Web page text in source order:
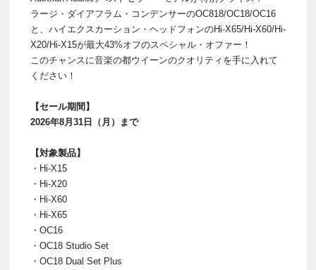
ラージ・ダイアフラム・コンデンサーのOC818/OC18/OC16
と、ハイエクスカーション・ヘッドフォンのHi-X65/Hi-X60/Hi-
X20/Hi-X15が最大43%オフのスペシャル・オファー！
このチャンスに音楽の都ウイーンのクオリティを手に入れて
ください！
【セール期間】
2026年8月31日（月）まで
【対象製品】
・Hi-X15
・Hi-X20
・Hi-X60
・Hi-X65
・OC16
・OC18 Studio Set
・OC18 Dual Set Plus